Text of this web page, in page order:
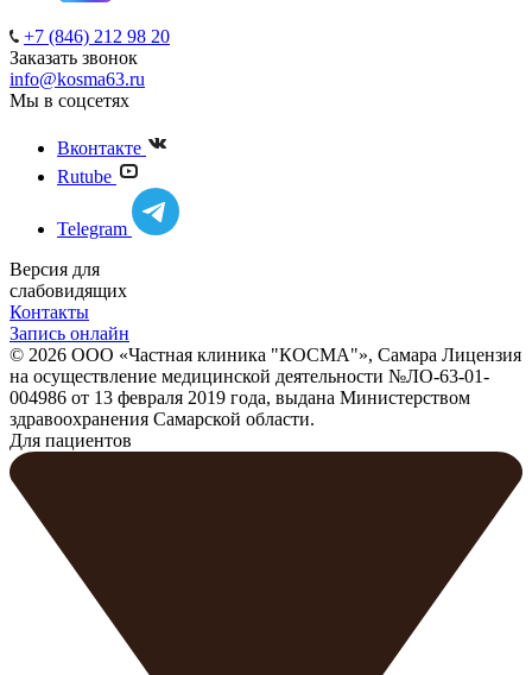
+7 (846) 212 98 20
Заказать звонок
info@kosma63.ru
Мы в соцсетях
Вконтакте
Rutube
Telegram
Версия для
слабовидящих
Контакты
Запись онлайн
© 2026 ООО «Частная клиника "КОСМА"», Самара Лицензия
на осуществление медицинской деятельности №ЛО-63-01-
004986 от 13 февраля 2019 года, выдана Министерством
здравоохранения Самарской области.
Для пациентов